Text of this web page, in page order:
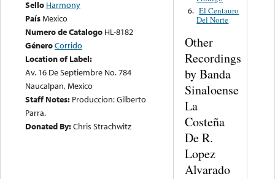
Sello Harmony
PaísMexico
Numero de Catalogo HL-8182
GéneroCorrido
Location of Label:
Av. 16 De Septiembre No. 784
Naucalpan, Mexico
Staff Notes: Produccion: Gilberto
Parra.
Donated By:Chris Strachwitz
6. El Centauro
Del Norte
Other
Recordings
by Banda
Sinaloense
La
Costeña
De R.
Lopez
Alvarado